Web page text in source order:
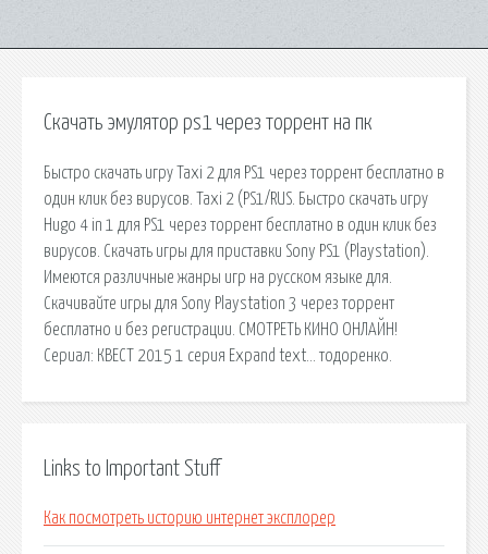
Скачать эмулятор ps1 через торрент на пк
Быстро скачать игру Taxi 2 для PS1 через торрент бесплатно в
один клик без вирусов. Taxi 2 (PS1/RUS. Быстро скачать игру
Hugo 4 in 1 для PS1 через торрент бесплатно в один клик без
вирусов. Скачать игры для приставки Sony PS1 (Playstation).
Имеются различные жанры игр на русском языке для.
Скачивайте игры для Sony Playstation 3 через торрент
бесплатно и без регистрации. СМОТРЕТЬ КИНО ОНЛАЙН!
Сериал: КВЕСТ 2015 1 серия Expand text… тодоренко.
Links to Important Stuff
Как посмотреть историю интернет эксплорер